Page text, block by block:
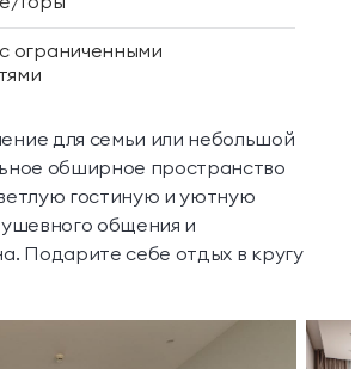
ограниченными
для семьи или небольшой
обширное пространство
гостиную и уютную
общения и
Подарите себе отдых в кругу